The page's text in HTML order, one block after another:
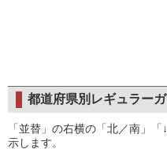
都道府県別レギュラー
「並替」の右横の「北／南」
示します。